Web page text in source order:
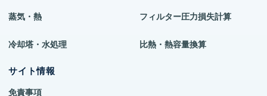
蒸気・熱
冷却塔・水処理
フィルター圧力損失計算
比熱・熱容量換算
サイト情報
免責事項